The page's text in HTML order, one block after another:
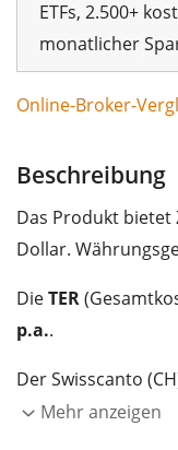
ETFs, 2.500+
monatlicher
Online-Broker-
Beschreibung
Das Produkt bietet
Dollar.
DieTER
p.a..
Der Swisscanto
ETF mit94 Mio.
Mehr anzeigen